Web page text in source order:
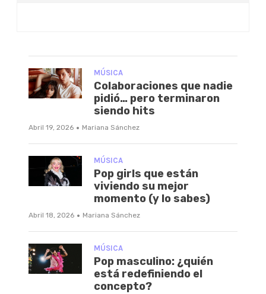
MÚSICA
Colaboraciones que nadie
pidió… pero terminaron
siendo hits
Abril 19, 2026 · Mariana Sánchez
MÚSICA
Pop girls que están
viviendo su mejor
momento (y lo sabes)
Abril 18, 2026 · Mariana Sánchez
MÚSICA
Pop masculino: ¿quién
está redefiniendo el
concepto?